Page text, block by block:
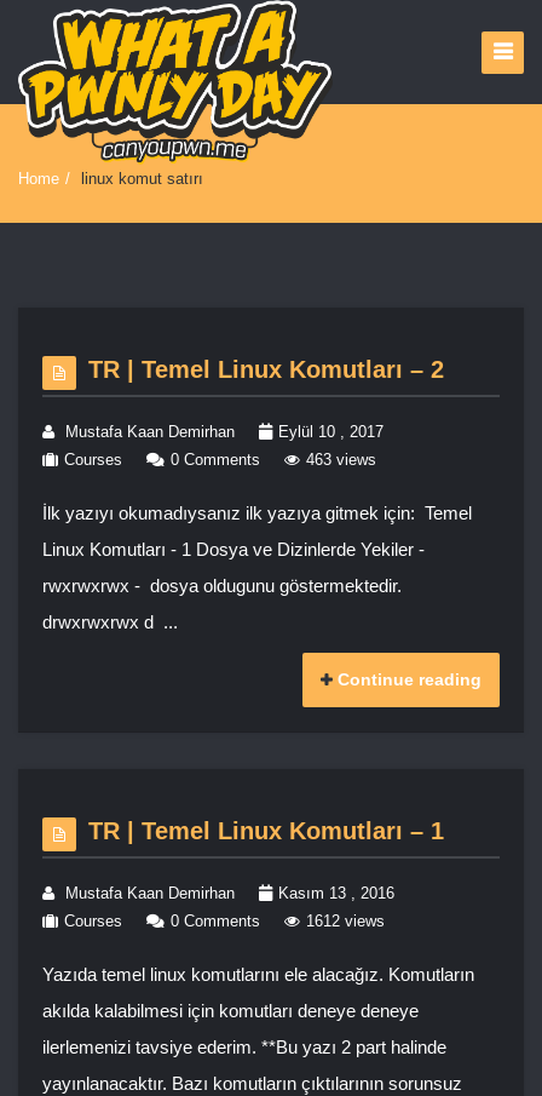
Home / linux komut satırı
TR | Temel Linux Komutları – 2
Mustafa Kaan Demirhan
Eylül 10 , 2017
Courses
0 Comments 463 views
İlk yazıyı okumadıysanız ilk yazıya gitmek için: Temel
Linux Komutları - 1 Dosya ve Dizinlerde Yekiler -
rwxrwxrwx - dosya oldugunu göstermektedir.
drwxrwxrwx d ...
Continue reading
TR | Temel Linux Komutları – 1
Mustafa Kaan Demirhan
Kasım 13 , 2016
Courses
0 Comments 1612 views
Yazıda temel linux komutlarını ele alacağız. Komutların
akılda kalabilmesi için komutları deneye deneye
ilerlemenizi tavsiye ederim. **Bu yazı 2 part halinde
yayınlanacaktır. Bazı komutların çıktılarının sorunsuz